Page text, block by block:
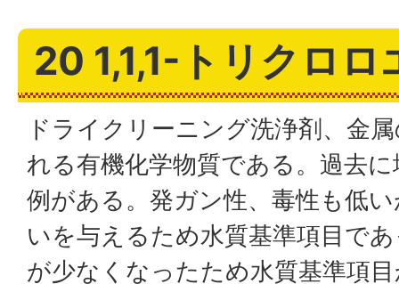
20 1,1,1-トリクロロ
ドライクリーニング洗浄剤、金
れる有機化学物質である。過去
例がある。発ガン性、毒性も低
いを与えるため水質基準項目で
が少なくなったため水質基準項